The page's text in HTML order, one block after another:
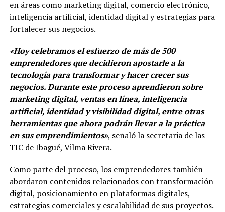
en áreas como marketing digital, comercio electrónico,
inteligencia artificial, identidad digital y estrategias para
fortalecer sus negocios.
«Hoy celebramos el esfuerzo de más de 500
emprendedores que decidieron apostarle a la
tecnología para transformar y hacer crecer sus
negocios. Durante este proceso aprendieron sobre
marketing digital, ventas en línea, inteligencia
artificial, identidad y visibilidad digital, entre otras
herramientas que ahora podrán llevar a la práctica
en sus emprendimientos», señaló la secretaria de las
TIC de Ibagué, Vilma Rivera.
Como parte del proceso, los emprendedores también
abordaron contenidos relacionados con transformación
digital, posicionamiento en plataformas digitales,
estrategias comerciales y escalabilidad de sus proyectos.